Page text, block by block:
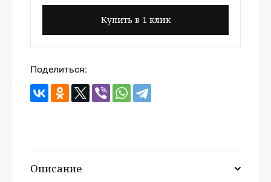
Купить в 1 клик
Поделиться:
Описание